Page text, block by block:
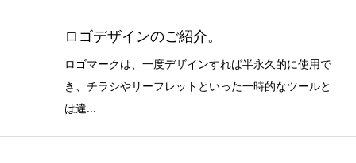
ロゴデザインのご紹介。
ロゴマークは、一度デザインすれば半永久的に使用で
き、チラシやリーフレットといった一時的なツールと
は違...